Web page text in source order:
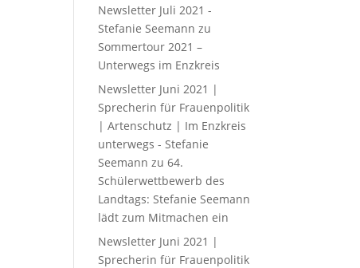
Newsletter Juli 2021 -
Stefanie Seemann zu
Sommertour 2021 –
Unterwegs im Enzkreis
Newsletter Juni 2021 |
Sprecherin für Frauenpolitik
| Artenschutz | Im Enzkreis
unterwegs - Stefanie
Seemann zu64.
Schülerwettbewerb des
Landtags: Stefanie Seemann
lädt zum Mitmachen ein
Newsletter Juni 2021 |
Sprecherin für Frauenpolitik